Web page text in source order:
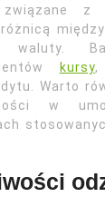
związane z
waluty.
kursy,
Warto
w